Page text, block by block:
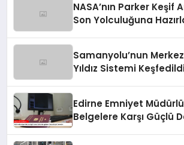
NASA’nın Parker Keşif
Son Yolculuğuna
Samanyolu’nun
Yıldız Sistemi
Edirne Emniyet
Belgelere Karşı Güçlü